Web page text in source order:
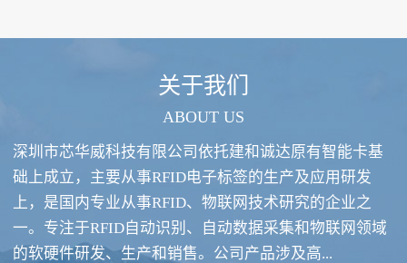
RFID酒类防伪系统方案 RFID智慧食堂系统
关于我们
ABOUT US
深圳市芯华威科技有限公司依托建和诚达原有智能卡基
础上成立，主要从事RFID电子标签的生产及应用研发
上，是国内专业从事RFID、物联网技术研究的企业之
一。专注于RFID自动识别、自动数据采集和物联网领域
的软硬件研发、生产和销售。公司产品涉及高...